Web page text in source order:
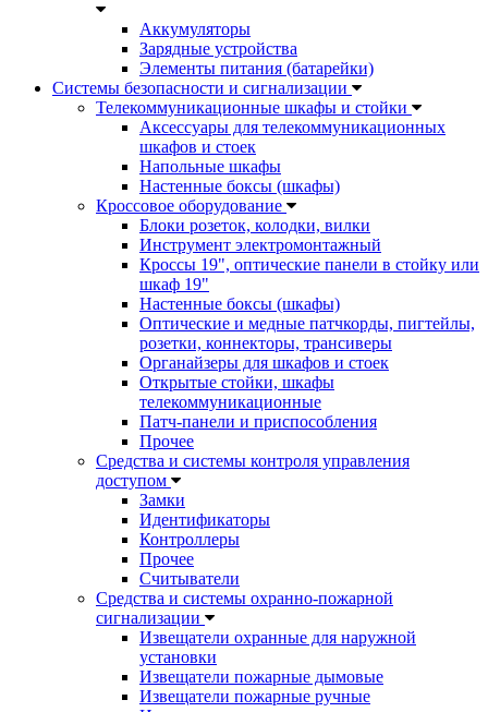
Аккумуляторы
Зарядные устройства
Элементы питания (батарейки)
Системы безопасности и сигнализации
Телекоммуникационные шкафы и стойки
Аксессуары для телекоммуникационных
шкафов и стоек
Напольные шкафы
Настенные боксы (шкафы)
Кроссовое оборудование
Блоки розеток, колодки, вилки
Инструмент электромонтажный
Кроссы 19", оптические панели в стойку или
шкаф 19"
Настенные боксы (шкафы)
Оптические и медные патчкорды, пигтейлы,
розетки, коннекторы, трансиверы
Органайзеры для шкафов и стоек
Открытые стойки, шкафы
телекоммуникационные
Патч-панели и приспособления
Прочее
Средства и системы контроля управления
доступом
Замки
Идентификаторы
Контроллеры
Прочее
Считыватели
Средства и системы охранно-пожарной
сигнализации
Извещатели охранные для наружной
установки
Извещатели пожарные дымовые
Извещатели пожарные ручные